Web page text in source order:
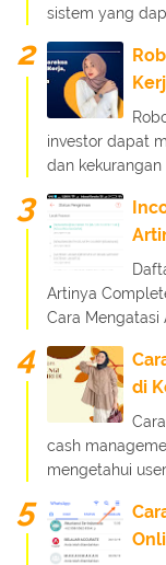
sistem yang
investor dapat
dan kekurangan
Artinya
Cara Mengatasi
di
cash
mengetahui